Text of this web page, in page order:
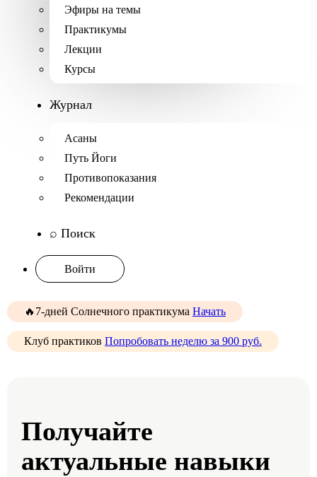
Эфиры на темы
Практикумы
Лекции
Курсы
Журнал
Асаны
Путь Йоги
Противопоказания
Рекомендации
⌕ Поиск
Войти
🔥7-дней Солнечного практикума Начать
Клуб практиков Попробовать неделю за 900 руб.
Получайте
актуальные навыки